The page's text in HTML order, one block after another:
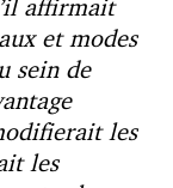
affirmait
et modes
sein de
les
les